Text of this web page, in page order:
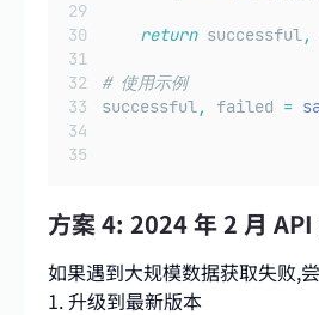
return successful,
# 使用示例
successful, failed =
方案 4: 2024 年 2 月
如果遇到大规模数据获取失败,
1. 升级到最新版本